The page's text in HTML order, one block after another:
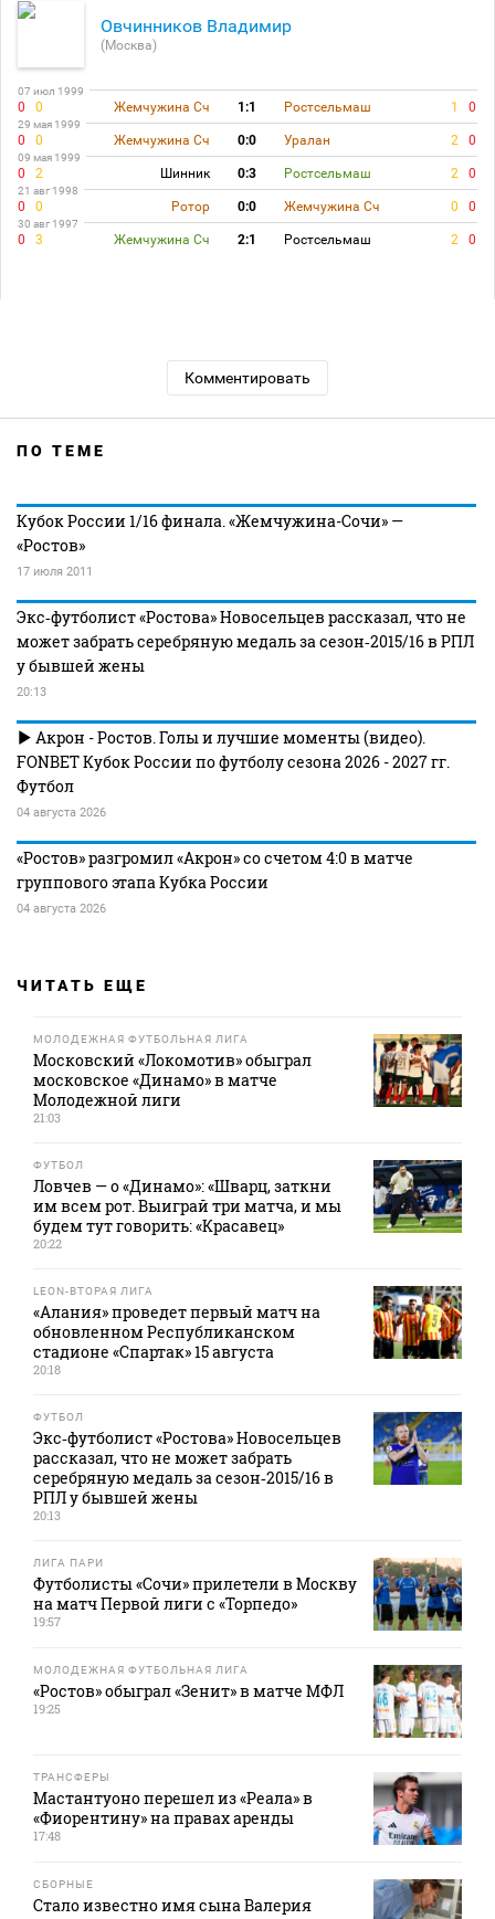
Овчинников Владимир
(Москва)
07 июл 1999
0 0 Жемчужина Сч 1:1 Ростсельмаш 1 0
29 мая 1999
0 0 Жемчужина Сч 0:0 Уралан 2 0
09 мая 1999
0 2 Шинник 0:3 Ростсельмаш 2 0
21 авг 1998
0 0 Ротор 0:0 Жемчужина Сч 0 0
30 авг 1997
0 3 Жемчужина Сч 2:1 Ростсельмаш 2 0
Комментировать
ПО ТЕМЕ
Кубок России 1/16 финала. «Жемчужина-Сочи» —
«Ростов»
17 июля 2011
Экс‑футболист «Ростова» Новосельцев рассказал, что не
может забрать серебряную медаль за сезон‑2015/16 в РПЛ
у бывшей жены
20:13
Акрон - Ростов. Голы и лучшие моменты (видео).
FONBET Кубок России по футболу сезона 2026 - 2027 гг.
Футбол
04 августа 2026
«Ростов» разгромил «Акрон» со счетом 4:0 в матче
группового этапа Кубка России
04 августа 2026
ЧИТАТЬ ЕЩЕ
МОЛОДЕЖНАЯ ФУТБОЛЬНАЯ ЛИГА
Московский «Локомотив» обыграл
московское «Динамо» в матче
Молодежной лиги
21:03
ФУТБОЛ
Ловчев — о «Динамо»: «Шварц, заткни
им всем рот. Выиграй три матча, и мы
будем тут говорить: «Красавец»
20:22
LEON-ВТОРАЯ ЛИГА
«Алания» проведет первый матч на
обновленном Республиканском
стадионе «Спартак» 15 августа
20:18
ФУТБОЛ
Экс‑футболист «Ростова» Новосельцев
рассказал, что не может забрать
серебряную медаль за сезон‑2015/16 в
РПЛ у бывшей жены
20:13
ЛИГА ПАРИ
Футболисты «Сочи» прилетели в Москву
на матч Первой лиги с «Торпедо»
19:57
МОЛОДЕЖНАЯ ФУТБОЛЬНАЯ ЛИГА
«Ростов» обыграл «Зенит» в матче МФЛ
19:25
ТРАНСФЕРЫ
Мастантуоно перешел из «Реала» в
«Фиорентину» на правах аренды
17:48
СБОРНЫЕ
Стало известно имя сына Валерия